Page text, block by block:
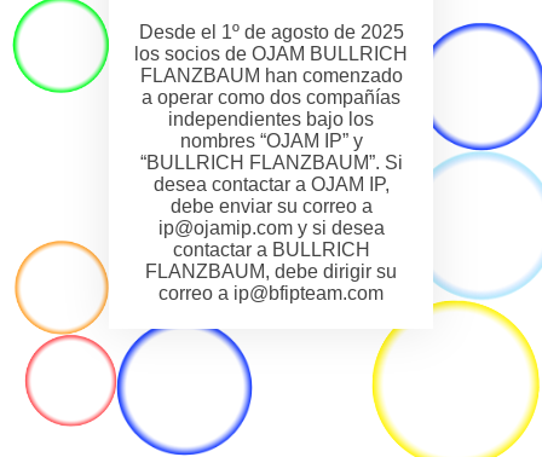
Desde el 1º de agosto de 2025
los socios de OJAM BULLRICH
FLANZBAUM han comenzado
a operar como dos compañías
independientes bajo los
nombres “OJAM IP” y
“BULLRICH FLANZBAUM”. Si
desea contactar a OJAM IP,
debe enviar su correo a
ip@ojamip.com y si desea
contactar a BULLRICH
FLANZBAUM, debe dirigir su
correo a ip@bfipteam.com